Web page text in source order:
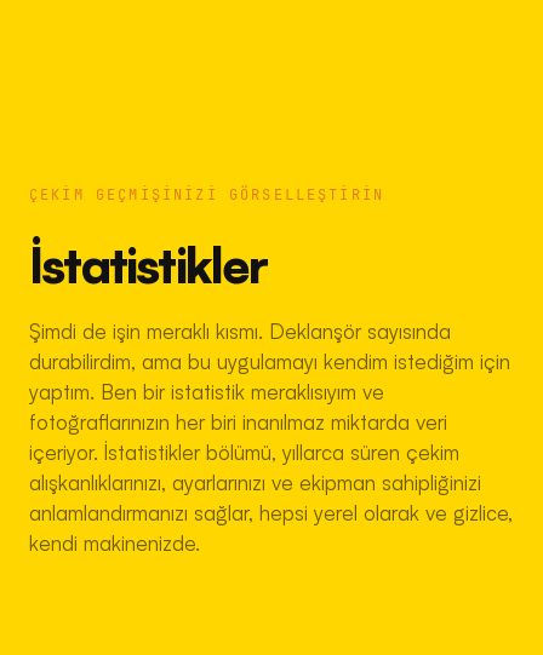
ÇEKIM GEÇMIŞINIZI GÖRSELLEŞTIRIN
İstatistikler
Şimdi de işin meraklı kısmı. Deklanşör sayısında
durabilirdim, ama bu uygulamayı kendim istediğim için
yaptım. Ben bir istatistik meraklısıyım ve
fotoğraflarınızın her biri inanılmaz miktarda veri
içeriyor. İstatistikler bölümü, yıllarca süren çekim
alışkanlıklarınızı, ayarlarınızı ve ekipman sahipliğinizi
anlamlandırmanızı sağlar, hepsi yerel olarak ve gizlice,
kendi makinenizde.